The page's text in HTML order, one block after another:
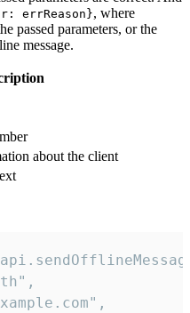
, where
passed parameters, or the
message.
about the client